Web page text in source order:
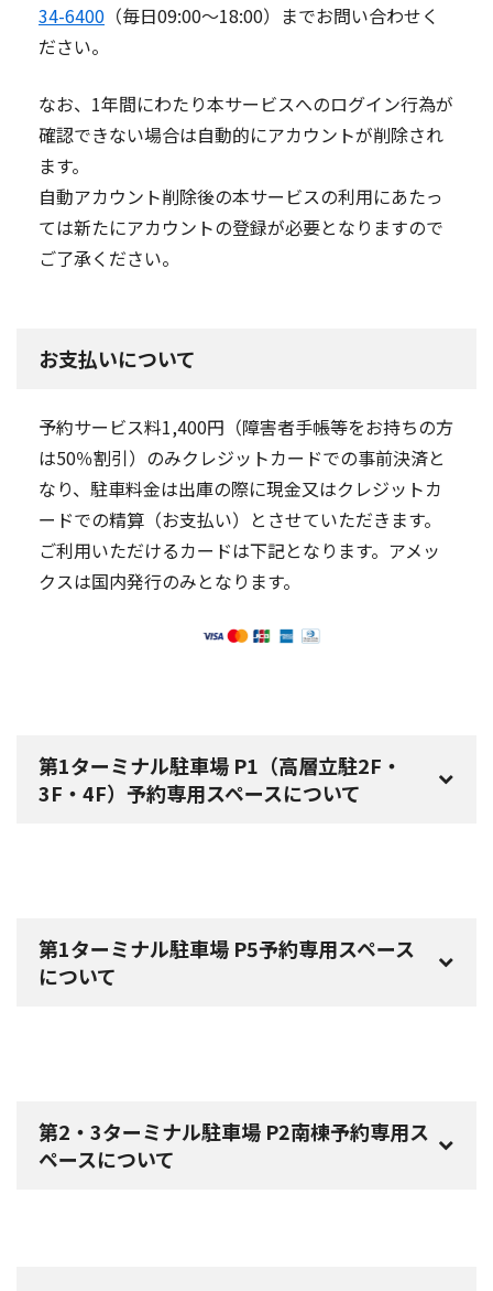
34-6400 （毎日09:00～18:00）までお問い合わせく
ださい。
なお、1年間にわたり本サービスへのログイン行為が
確認できない場合は自動的にアカウントが削除され
ます。
自動アカウント削除後の本サービスの利用にあたっ
ては新たにアカウントの登録が必要となりますので
ご了承ください。
お支払いについて
予約サービス料1,400円（障害者手帳等をお持ちの方
は50％割引）のみクレジットカードでの事前決済と
なり、駐車料金は出庫の際に現金又はクレジットカ
ードでの精算（お支払い）とさせていただきます。
ご利用いただけるカードは下記となります。アメッ
クスは国内発行のみとなります。
第1ターミナル駐車場 P1（高層立駐2F・
3F・4F）予約専用スペースについて
第1ターミナル駐車場 P5予約専用スペース
について
第2・3ターミナル駐車場 P2南棟予約専用ス
ペースについて